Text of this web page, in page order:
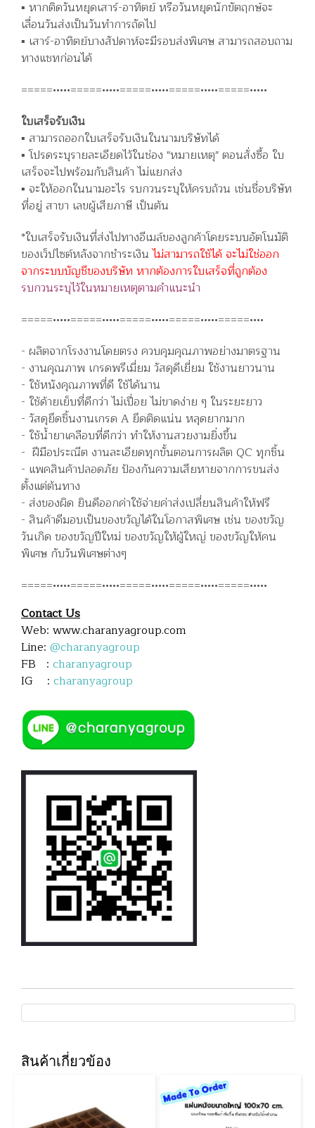
▪️ หากติดวันหยุดเสาร์-อาทิตย์ หรือวันหยุดนักขัตฤกษ์จะ
เลื่อนวันส่งเป็นวันทำการถัดไป
▪️ เสาร์-อาทิตย์บางสัปดาห์จะมีรอบส่งพิเศษ สามารถสอบถาม
ทางแชทก่อนได้
=====•••••=====•••••=====•••••=====•••••=====•••••
ใบเสร็จรับเงิน
▪️ สามารถออกใบเสร็จรับเงินในนามบริษัทได้
▪️ โปรดระบุรายละเอียดไว้ในช่อง "หมายเหตุ" ตอนสั่งซื้อ ใบ
เสร็จจะไปพร้อมกับสินค้า ไม่แยกส่ง
▪️ จะให้ออกในนามอะไร รบกวนระบุให้ครบถ้วน เช่นชื่อบริษัท
ที่อยู่ สาขา เลขผู้เสียภาษี เป็นต้น
*ใบเสร็จรับเงินที่ส่งไปทางอีเมล์ของลูกค้าโดยระบบอัตโนมัติ
ของเว็ปไซต์หลังจากชำระเงินไม่สามารถใช้ได้ จะไม่ใช่ออก
จากระบบบัญชีของบริษัท หากต้องการใบเสร็จที่ถูกต้อง
รบกวนระบุไว้ในหมายเหตุตามคำแนะนำ
=====•••••=====•••••=====•••••=====•••••=====••••
- ผลิตจากโรงงานโดยตรง ควบคุมคุณภาพอย่างมาตรฐาน
- งานคุณภาพ เกรดพรีเมี่ยม วัสดุดีเยี่ยม ใช้งานยาวนาน
- ใช้หนังคุณภาพที่ดี ใช้ได้นาน
- ใช้ด้ายเย็บที่ดีกว่า ไม่เปื่อย ไม่ขาดง่าย ๆ ในระยะยาว
- วัสดุยึดชิ้นงานเกรด A ยึดติดแน่น หลุดยากมาก
- ใช้น้ำยาเคลือบที่ดีกว่า ทำให้งานสวยงามยิ่งขึ้น
- ฝีมือประณีต งานละเอียดทุกขั้นตอนการผลิต QC ทุกชิ้น
- แพคสินค้าปลอดภัย ป้องกันความเสียหายจากการขนส่ง
ตั้งแต่ต้นทาง
- ส่งของผิด ยินดีออกค่าใช้จ่ายค่าส่งเปลี่ยนสินค้าให้ฟรี
- สินค้าดีมอบเป็นของขวัญได้ในโอกาสพิเศษ เช่น ของขวัญ
วันเกิด ของขวัญปีใหม่ ของขวัญให้ผู้ใหญ่ ของขวัญให้คน
พิเศษ กับวันพิเศษต่างๆ
=====•••••=====•••••=====•••••=====•••••=====•••••
Contact Us
Web: www.charanyagroup.com
Line: @charanyagroup
FB : charanyagroup
IG : charanyagroup
สินค้าเกี่ยวข้อง